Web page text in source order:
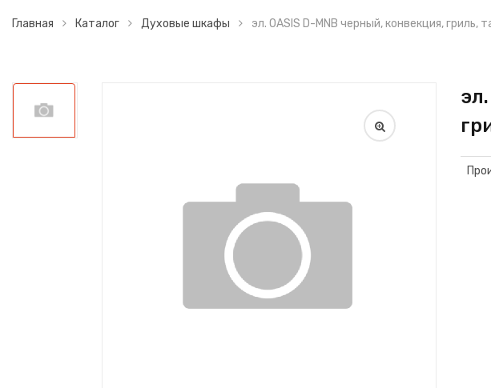
Главная Каталог Духовые шкафы эл. OASIS D-MNB черный, конвекция, гриль,